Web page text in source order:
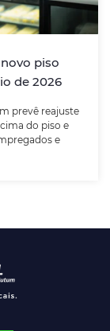
piso
de 2026
prevê reajuste
do piso e
e
prevê
recebem